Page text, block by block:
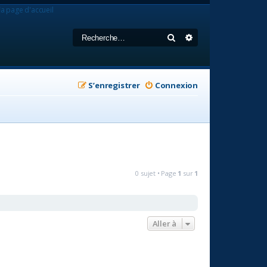
Rechercher
page d'accueil
Connexion
S’enregistrer
0 sujet • Page 1 sur 1
Aller à